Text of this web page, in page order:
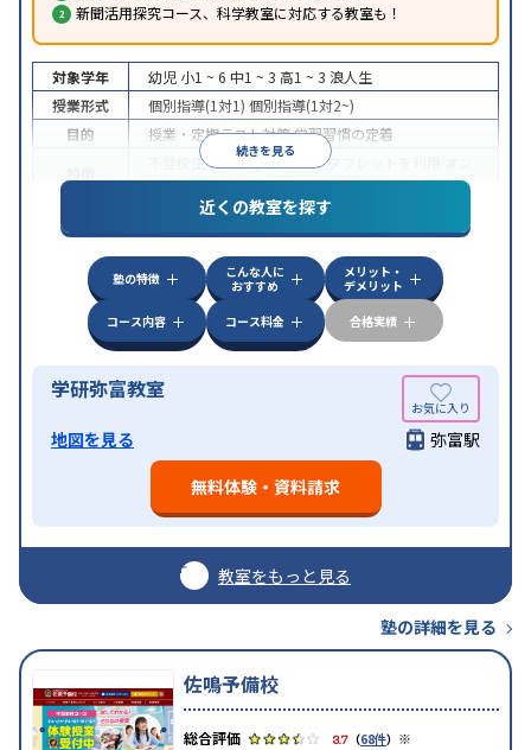
新聞活用探究コース、科学教室に対応する教室も！
続きを見る
対象学年 幼児 小1 ~ 6 中1 ~ 3 高1 ~ 3 浪人生
授業形式
個別指導(1対1) 個別指導(1対2~)
目的
授業・定期テスト対策学習習慣の定着
不登校生に対応学習にPC・タブレットを利用
ライン対応
近くの教室を探す
塾の特徴
こんな人に
おすすめ
メリット・
デメリット
コース内容
コース料金 合格実績
学研弥富教室
地図を見る
弥富駅
無料体験・資料請求
教室をもっと見る
塾の詳細を見る
佐鳴予備校
3.7 （68件） ※